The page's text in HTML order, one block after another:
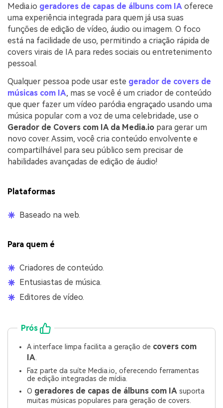
Media.io geradores de capas de álbuns com IA oferece
uma experiência integrada para quem já usa suas
funções de edição de vídeo, áudio ou imagem. O foco
está na facilidade de uso, permitindo a criação rápida de
covers virais de IA para redes sociais ou entretenimento
pessoal.
Qualquer pessoa pode usar este gerador de covers de
músicas com IA, mas se você é um criador de conteúdo
que quer fazer um vídeo paródia engraçado usando uma
música popular com a voz de uma celebridade, use o
Gerador de Covers com IA da Media.io para gerar um
novo cover. Assim, você cria conteúdo envolvente e
compartilhável para seu público sem precisar de
habilidades avançadas de edição de áudio!
Plataformas
Baseado na web.
Para quem é
Criadores de conteúdo.
Entusiastas de música.
Editores de vídeo.
Prós
A interface limpa facilita a geração de covers com
IA.
Faz parte da suíte Media.io, oferecendo ferramentas
de edição integradas de mídia.
O geradores de capas de álbuns com IA suporta
muitas músicas populares para geração de covers.